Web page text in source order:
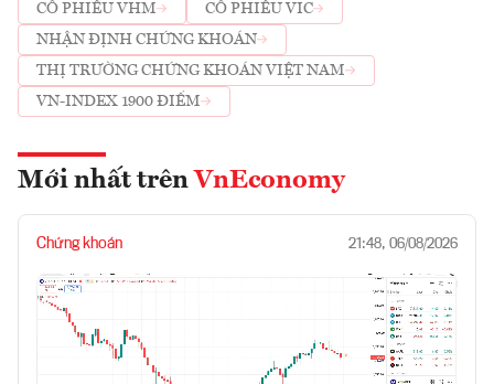
CỔ PHIẾU VHM
CỔ PHIẾU VIC
NHẬN ĐỊNH CHỨNG KHOÁN
THỊ TRƯỜNG CHỨNG KHOÁN VIỆT NAM
VN-INDEX 1900 ĐIỂM
Mới nhất trên VnEconomy
Chứng khoán 21:48, 06/08/2026